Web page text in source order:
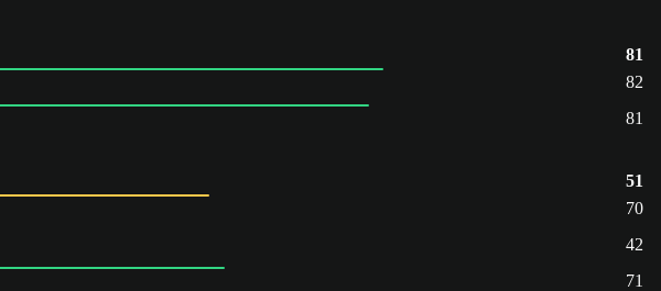
81
82
81
51
70
42
71